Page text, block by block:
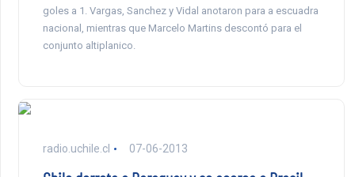
goles a 1. Vargas, Sanchez y Vidal anotaron para a escuadra
nacional, mientras que Marcelo Martins descontó para el
conjunto altiplanico.
radio.uchile.cl 07-06-2013